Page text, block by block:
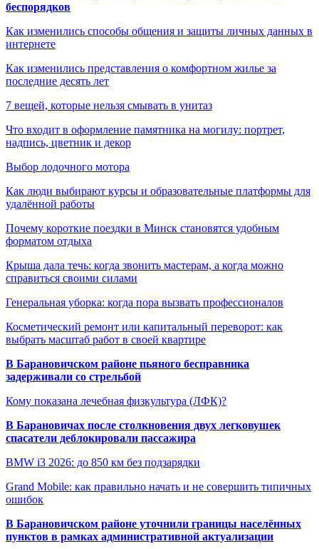
беспорядков
Как изменились способы общения и защиты личных данных в
интернете
Как изменились представления о комфортном жилье за
последние десять лет
7 вещей, которые нельзя смывать в унитаз
Что входит в оформление памятника на могилу: портрет,
надпись, цветник и декор
Выбор лодочного мотора
Как люди выбирают курсы и образовательные платформы для
удалённой работы
Почему короткие поездки в Минск становятся удобным
форматом отдыха
Крыша дала течь: когда звонить мастерам, а когда можно
справиться своими силами
Генеральная уборка: когда пора вызвать профессионалов
Косметический ремонт или капитальный переворот: как
выбрать масштаб работ в своей квартире
В Барановичском районе пьяного бесправника
задерживали со стрельбой
Кому показана лечебная физкультура (ЛФК)?
В Барановичах после столкновения двух легковушек
спасатели деблокировали пассажира
BMW i3 2026: до 850 км без подзарядки
Grand Mobile: как правильно начать и не совершить типичных
ошибок
В Барановичском районе уточнили границы населённых
пунктов в рамках административной актуализации